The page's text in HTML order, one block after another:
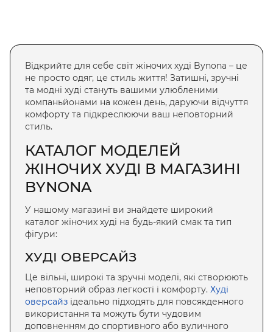
Відкрийте для себе світ жіночих худі Bynona – це
не просто одяг, це стиль життя! Затишні, зручні
та модні худі стануть вашими улюбленими
компаньйонами на кожен день, даруючи відчуття
комфорту та підкреслюючи ваш неповторний
стиль.
КАТАЛОГ МОДЕЛЕЙ
ЖІНОЧИХ ХУДІ В МАГАЗИНІ
BYNONA
У нашому магазині ви знайдете широкий
каталог жіночих худі на будь-який смак та тип
фігури:
ХУДІ ОВЕРСАЙЗ
Це вільні, широкі та зручні моделі, які створюють
неповторний образ легкості і комфорту. Худі
оверсайз ідеально підходять для повсякденного
використання та можуть бути чудовим
доповненням до спортивного або вуличного